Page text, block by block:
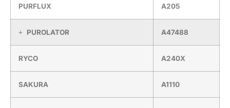
PURFLUX A205
PUROLATOR A47488
RYCO A240X
SAKURA A1110